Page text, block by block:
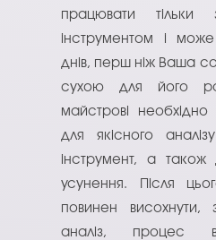
працювати
інструментом і
днів, перш ніж Ваша
сухою для його
майстрові необхідно
для якісного
інструмент, а також
усунення. Після
повинен висохнути,
аналіз, процес